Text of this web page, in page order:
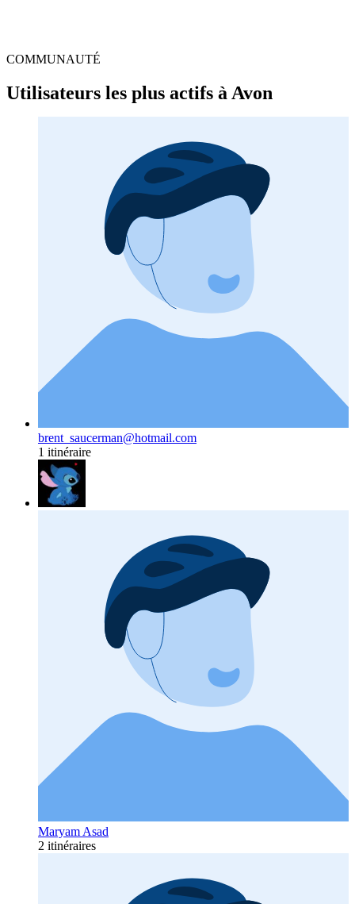
COMMUNAUTÉ
Utilisateurs les plus actifs à Avon
brent_saucerman@hotmail.com
1 itinéraire
Maryam Asad
2 itinéraires